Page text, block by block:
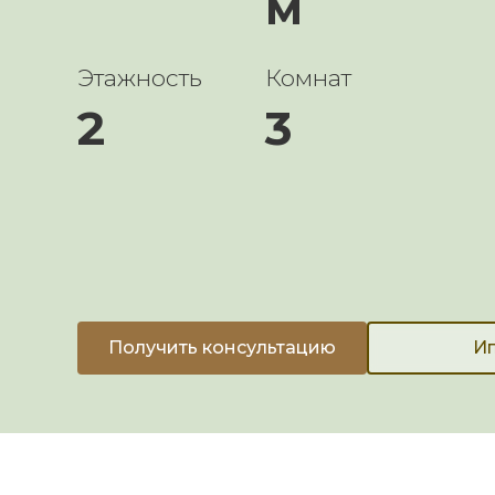
Этажность
2
Комнат
3
Получить консультацию